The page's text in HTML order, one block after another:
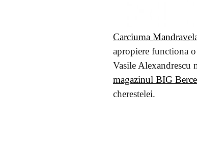
Carciuma
apropiere functiona
Vasile Alexandrescu
magazinul BIG
cherestelei.